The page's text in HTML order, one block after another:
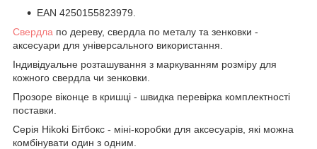
EAN 4250155823979.
Свердла по дереву, свердла по металу та зенковки -
аксесуари для універсального використання.
Індивідуальне розташування з маркуванням розміру для
кожного свердла чи зенковки.
Прозоре віконце в кришці - швидка перевірка комплектності
поставки.
Серія Hikoki Бітбокс - міні-коробки для аксесуарів, які можна
комбінувати один з одним.